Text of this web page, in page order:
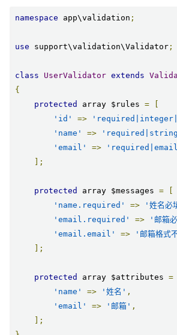
namespace app\validation ;
use support\validation\Validator ;
class UserValidator extends
{
protected
array $rules =
'id'
=>
'name'
=>
'email'
=>
];
protected array $messages =
'name.required'
=> '姓名必
'email.required'
=> '邮箱
'email.email'
=> '邮箱格式
];
protected array $attributes =
'name'
=> '姓名' ,
'email'
=> '邮箱' ,
];